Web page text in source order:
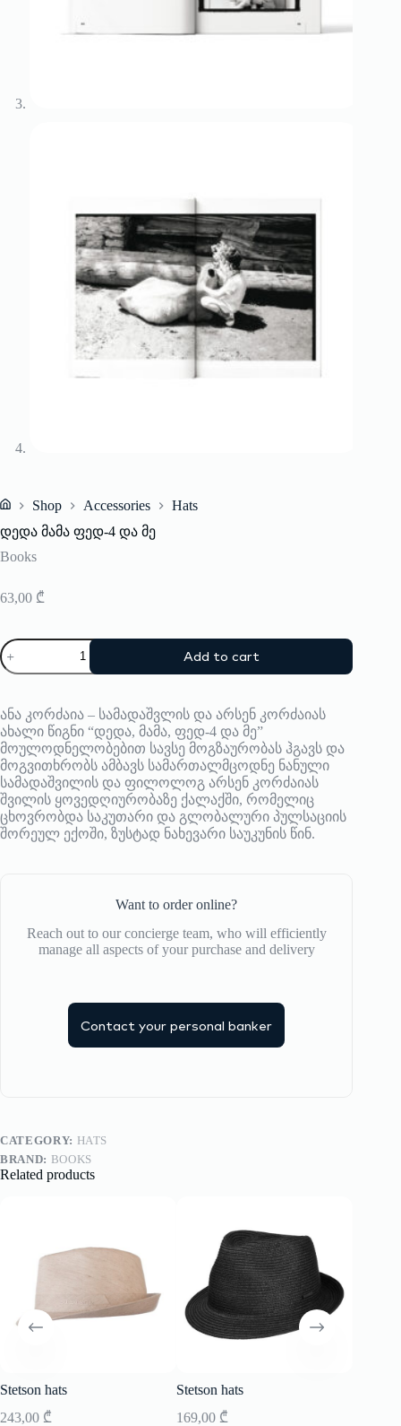
Shop Accessories
Hats
დედა მამა ფედ-4 და მე
Books
63,00 ₾
დედა
მამა
ფედ-4
მე
quantity
Add to cart
ანა კორძაია – სამადაშვლის და არსენ კორძაიას
ახალი წიგნი “დედა, მამა, ფედ-4 და მე”
მოულოდნელობებით სავსე მოგზაურობას ჰგავს და
მოგვითხრობს ამბავს სამართალმცოდნე ნანული
სამადაშვილის და ფილოლოგ არსენ კორძაიას
შვილის ყოვედღიურობაზე ქალაქში, რომელიც
ცხოვრობდა საკუთარი და გლობალური პულსაციის
შორეულ ექოში, ზუსტად ნახევარი საუკუნის წინ.
Want to order online?
Reach out to our concierge team, who will efficiently
manage all aspects of your purchase and delivery
Contact your personal banker
CATEGORY: HATS
BRAND: BOOKS
Related products
Stetson hats
243,00 ₾
Stetson hats
169,00 ₾